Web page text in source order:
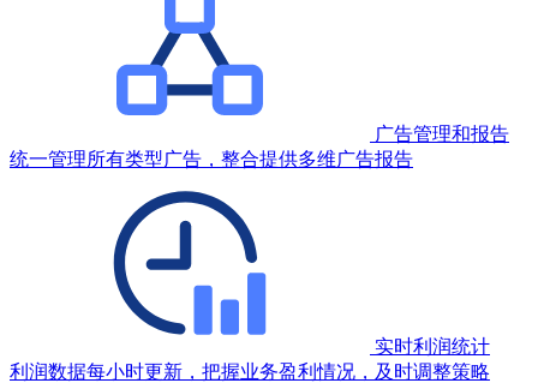
广告管理和报告
统一管理所有类型广告，整合提供多维广告报告
实时利润统计
利润数据每小时更新，把握业务盈利情况，及时调整策略